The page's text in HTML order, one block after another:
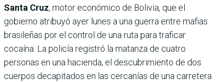
Santa Cruz, motor económico de Bolivia, que el
gobierno atribuyó ayer lunes a una guerra entre mafias
brasileñas por el control de una ruta para traficar
cocaína. La policía registró la matanza de cuatro
personas en una hacienda, el descubrimiento de dos
cuerpos decapitados en las cercanías de una carretera